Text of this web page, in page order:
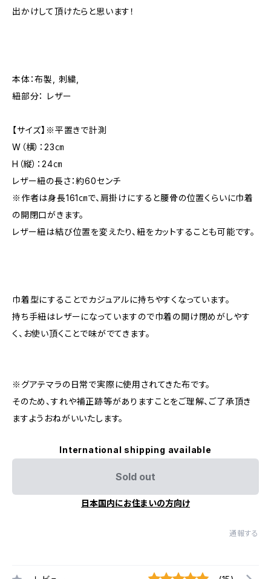
出かけして頂けたらと思います！
本体：布製, 刺繍,
紐部分： レザー
【サイズ】※平置きで計測
W（横）：23㎝
H（縦）：24㎝
レザー紐の長さ：約60センチ
※作者は身長161㎝で、肩掛けにすると腰骨の位置くらいに巾着
の開閉口がきます。
レザー紐は結び位置を変えたり、紐をカットすることも可能です。
巾着型にすることでカジュアルに持ちやすくなっています。
持ち手紐はレザーになっていますので巾着の開け閉めがしやす
く、お使い頂くことで味がでてきます。
※グアテマラの日常で実際に使用されてきた布です。
そのため、すれや補正跡等がありますことをご理解、ご了承頂き
ますようおねがいいたします。
International shipping available
Sold out
日本国内にお住まいの方向け
通報する